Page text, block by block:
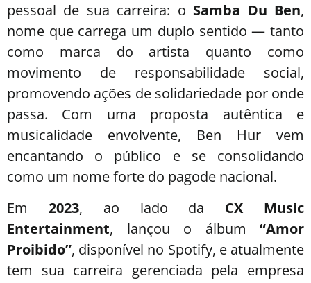
pessoal de sua carreira: o Samba Du Ben,
nome que carrega um duplo sentido — tanto
como marca do artista quanto como
movimento de responsabilidade social,
promovendo ações de solidariedade por onde
passa. Com uma proposta autêntica e
musicalidade envolvente, Ben Hur vem
encantando o público e se consolidando
como um nome forte do pagode nacional.
Em 2023, ao lado da CX Music
Entertainment, lançou o álbum “Amor
Proibido”, disponível no Spotify, e atualmente
tem sua carreira gerenciada pela empresa